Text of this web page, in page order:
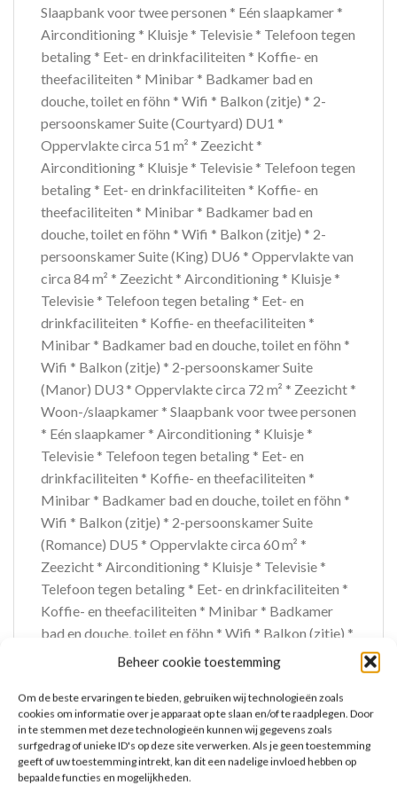
Beheer cookie toestemming
Om de beste ervaringen te bieden, gebruiken wij technologieën zoals
cookies om informatie over je apparaat op te slaan en/of te raadplegen. Door
in te stemmen met deze technologieën kunnen wij gegevens zoals
surfgedrag of unieke ID's op deze site verwerken. Als je geen toestemming
geeft of uw toestemming intrekt, kan dit een nadelige invloed hebben op
bepaalde functies en mogelijkheden.
Slaapbank voor twee personen * Eén slaapkamer *
Airconditioning * Kluisje * Televisie * Telefoon tegen
betaling * Eet- en drinkfaciliteiten * Koffie- en
theefaciliteiten * Minibar * Badkamer bad en
douche, toilet en föhn * Wifi * Balkon (zitje) * 2-
persoonskamer Suite (Courtyard) DU1 *
Oppervlakte circa 51 m² * Zeezicht *
Airconditioning * Kluisje * Televisie * Telefoon tegen
betaling * Eet- en drinkfaciliteiten * Koffie- en
theefaciliteiten * Minibar * Badkamer bad en
douche, toilet en föhn * Wifi * Balkon (zitje) * 2-
persoonskamer Suite (King) DU6 * Oppervlakte van
circa 84 m² * Zeezicht * Airconditioning * Kluisje *
Televisie * Telefoon tegen betaling * Eet- en
drinkfaciliteiten * Koffie- en theefaciliteiten *
Minibar * Badkamer bad en douche, toilet en föhn *
Wifi * Balkon (zitje) * 2-persoonskamer Suite
(Manor) DU3 * Oppervlakte circa 72 m² * Zeezicht *
Woon-/slaapkamer * Slaapbank voor twee personen
* Eén slaapkamer * Airconditioning * Kluisje *
Televisie * Telefoon tegen betaling * Eet- en
drinkfaciliteiten * Koffie- en theefaciliteiten *
Minibar * Badkamer bad en douche, toilet en föhn *
Wifi * Balkon (zitje) * 2-persoonskamer Suite
(Romance) DU5 * Oppervlakte circa 60 m² *
Zeezicht * Airconditioning * Kluisje * Televisie *
Telefoon tegen betaling * Eet- en drinkfaciliteiten *
Koffie- en theefaciliteiten * Minibar * Badkamer
bad en douche, toilet en föhn * Wifi * Balkon (zitje) *
Welkomstgeschenk * 2-persoonskamer Suite
Woon-/slaapkamer * Slaapbank voor twee personen
* Eén slaapkamer * Airconditioning * Kluisje *
Televisie * Telefoon tegen betaling * Eet- en
drinkfaciliteiten * Koffie- en theefaciliteiten *
Minibar * Badkamer bad en douche, toilet en föhn *